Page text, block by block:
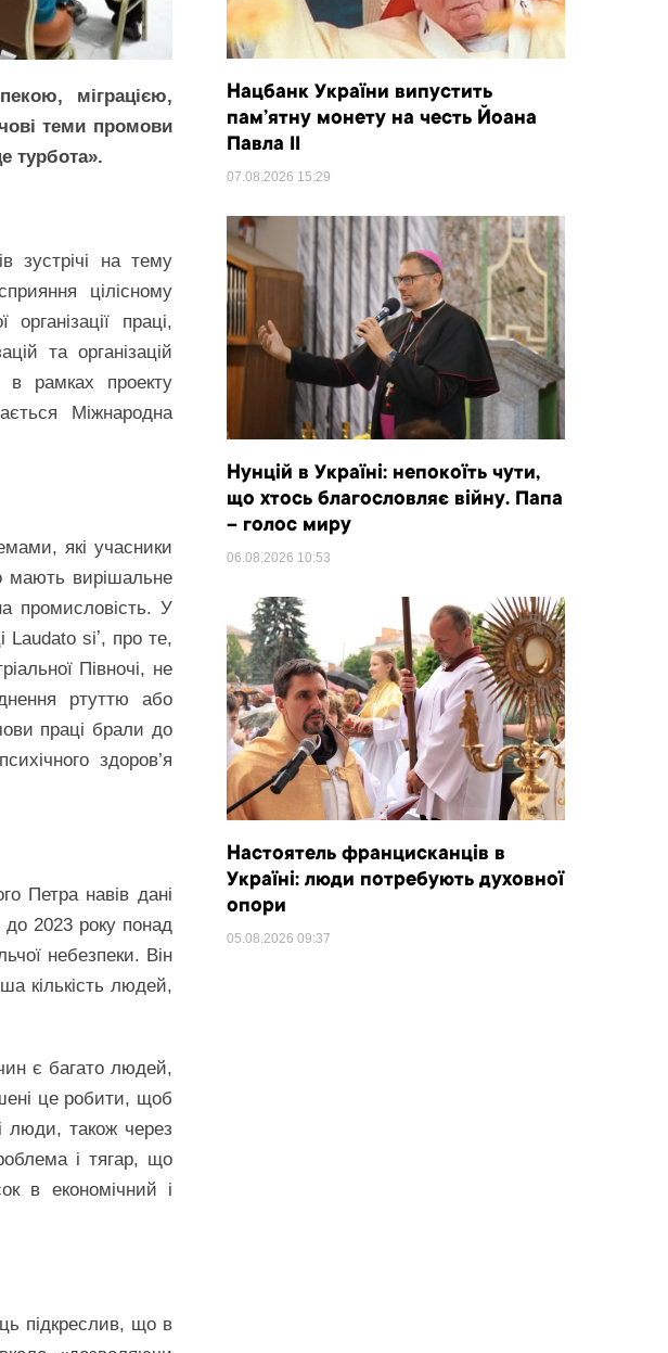
міграцією,
теми промови
турбота».
зустрічі на тему
цілісному
праці,
та організацій
в рамках проекту
Міжнародна
які учасники
мають вирішальне
промисловість. У
Laudato siʼ, про те,
Півночі, не
ртуттю або
праці брали до
здоров’я
Петра навів дані
до 2023 року понад
небезпеки. Він
кількість людей,
є багато людей,
це робити, щоб
люди, також через
і тягар, що
в економічний і
підкреслив, що в
Нацбанк України випустить
пам’ятну монету на честь Йоана
Павла II
07.08.2026 15:29
Нунцій в Україні: непокоїть чути,
що хтось благословляє війну. Папа
– голос миру
06.08.2026 10:53
Настоятель францисканців в
Україні: люди потребують духовної
опори
05.08.2026 09:37